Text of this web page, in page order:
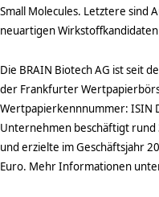
Small Molecules. Letztere sind
neuartigen
Die BRAIN Biotech AG ist seit
der Frankfurter
Wertpapierkennnummer: ISIN
Unternehmen beschäftigt
und erzielte im Geschäftsjahr
Euro. Mehr Informationen